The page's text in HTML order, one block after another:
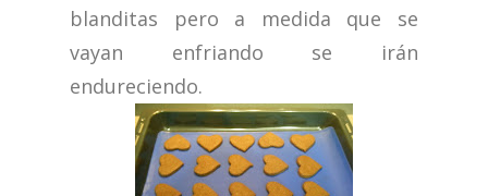
blanditas pero a medida que se
vayan enfriando se irán
endureciendo.